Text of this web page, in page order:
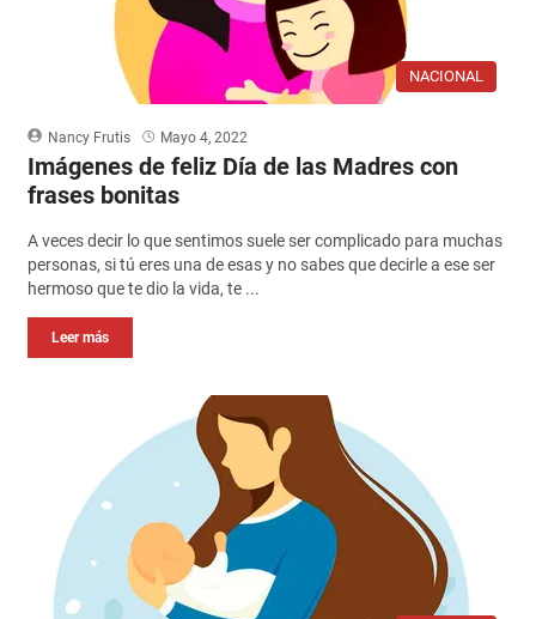
NACIONAL
Nancy Frutis Mayo 4, 2022
Imágenes de feliz Día de las Madres con
frases bonitas
A veces decir lo que sentimos suele ser complicado para muchas
personas, si tú eres una de esas y no sabes que decirle a ese ser
hermoso que te dio la vida, te ...
Leer más